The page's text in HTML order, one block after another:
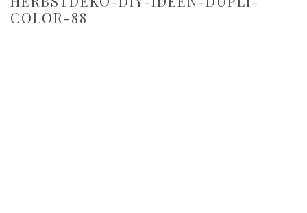
COLOR-88